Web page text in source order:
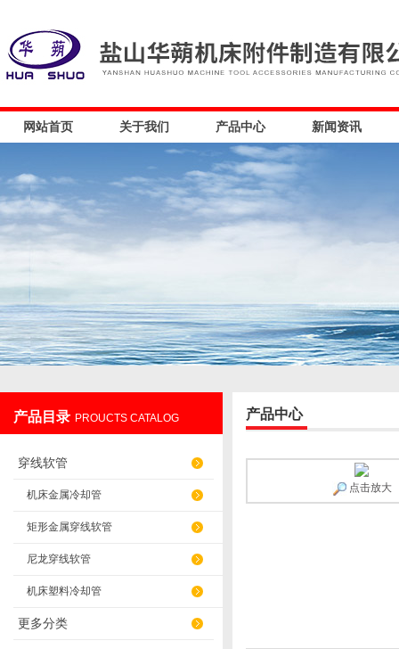
网站首页 关于我们 产品中心 新闻资讯
产品目录 PROUCTS CATALOG
穿线软管
机床金属冷却管
矩形金属穿线软管
尼龙穿线软管
机床塑料冷却管
更多分类
产品中心
点击放大